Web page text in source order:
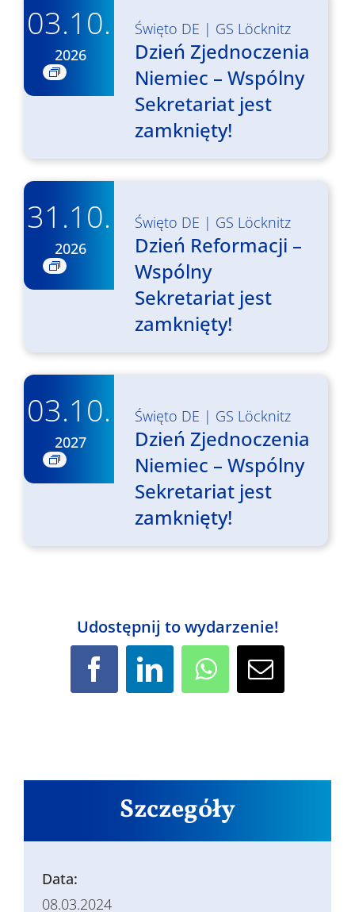
03.10.
2026
Święto DE | GS Löcknitz
Dzień Zjednoczenia
Niemiec – Wspólny
Sekretariat jest
zamknięty!
31.10.
2026
Święto DE | GS Löcknitz
Dzień Reformacji –
Wspólny
Sekretariat jest
zamknięty!
03.10.
2027
Święto DE | GS Löcknitz
Dzień Zjednoczenia
Niemiec – Wspólny
Sekretariat jest
zamknięty!
Udostępnij to wydarzenie!
LinkedIn WhatsAppEmail
Szczegóły
Data:
08.03.2024